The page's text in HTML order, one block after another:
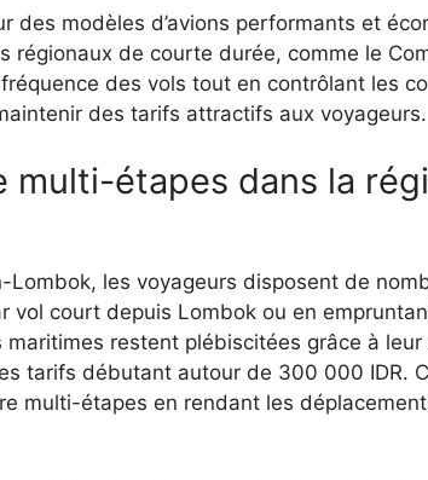
des modèles d’avions performants et
régionaux de courte durée, comme le
des vols tout en contrôlant les
des tarifs attractifs aux voyageurs.
multi-étapes dans la
Lombok, les voyageurs disposent de
vol court depuis Lombok ou en
restent plébiscitées grâce à
tarifs débutant autour de 300 000 IDR.
multi-étapes en rendant les